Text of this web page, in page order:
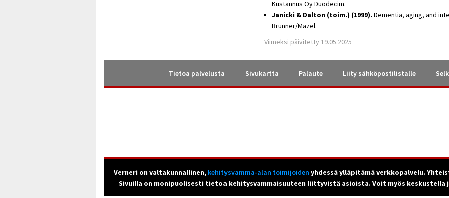
Kustannus Oy Duodecim.
Janicki & Dalton (toim.) (1999). Dementia, aging, and
Brunner/Mazel.
Viimeksi päivitetty 19.05.2025
Tietoa palvelusta Sivukartta Palaute Liity sähköpostilistalle
Verneri on valtakunnallinen, kehitysvamma-alan toimijoiden yhdessä ylläpitämä verkkopalvelu.
Sivuilla on monipuolisesti tietoa kehitysvammaisuuteen liittyvistä asioista. Voit myös keskustella